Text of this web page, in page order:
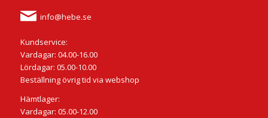
info@hebe.se
Kundservice:
Vardagar: 04.00-16.00
Lördagar: 05.00-10.00
Beställning övrig tid via webshop
Hämtlager:
Vardagar: 05.00-12.00